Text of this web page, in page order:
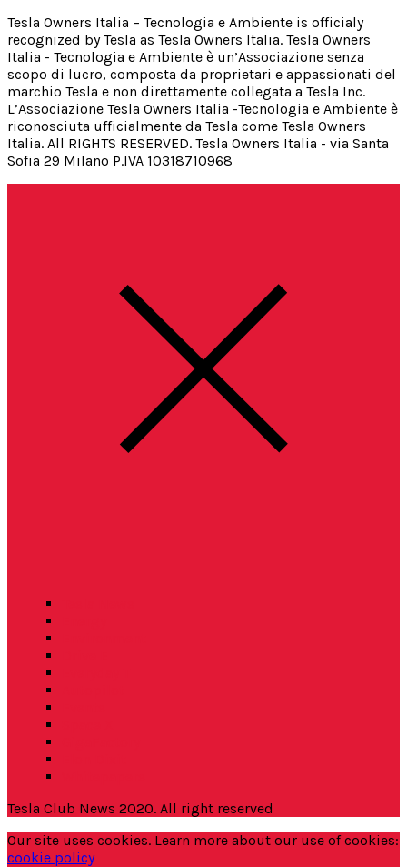
Tesla Owners Italia – Tecnologia e Ambiente is officialy
recognized by Tesla as Tesla Owners Italia. Tesla Owners
Italia - Tecnologia e Ambiente è un’Associazione senza
scopo di lucro, composta da proprietari e appassionati del
marchio Tesla e non direttamente collegata a Tesla Inc.
L’Associazione Tesla Owners Italia -Tecnologia e Ambiente è
riconosciuta ufficialmente da Tesla come Tesla Owners
Italia. All RIGHTS RESERVED. Tesla Owners Italia - via Santa
Sofia 29 Milano P.IVA 10318710968
Tesla Club News 2020. All right reserved
Our site uses cookies. Learn more about our use of cookies:
cookie policy